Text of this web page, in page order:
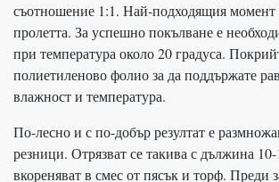
съотношение 1:1. Най-подходящия момент
пролетта. За успешно покълване е
при температура около 20 градуса.
полиетиленово фолио за да поддържате
влажност и температура.
По-лесно и с по-добър резултат е
резници. Отрязват се такива с дължина
вкореняват в смес от пясък и торф. Преди